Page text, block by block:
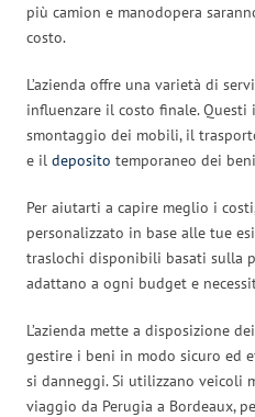
più camion e manodopera
costo.
L’azienda offre una varietà di
influenzare il costo finale.
smontaggio dei mobili, il
e il deposito temporaneo dei
Per aiutarti a capire meglio i
personalizzato in base alle tue
traslochi disponibili basati sulla
adattano a ogni budget e
L’azienda mette a disposizione
gestire i beni in modo sicuro ed
si danneggi. Si utilizzano veicoli
viaggio da Perugia a Bordeaux,